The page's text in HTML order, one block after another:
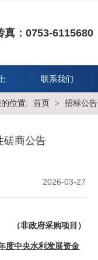
：0753-6115680
联系我们
位置: 首页 > 招标公告
磋商公告
2026-03-27
（非政府采购项目）
度中央水利发展资金